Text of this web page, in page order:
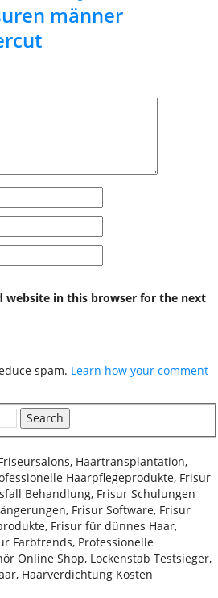
männer
website in this browser for the next
spam. Learn how your comment
Search
Haartransplantation,
Haarpflegeprodukte, Frisur
Behandlung, Frisur Schulungen
Frisur Software, Frisur
Frisur für dünnes Haar,
Farbtrends, Professionelle
Online Shop, Lockenstab Testsieger,
Haarverdichtung Kosten